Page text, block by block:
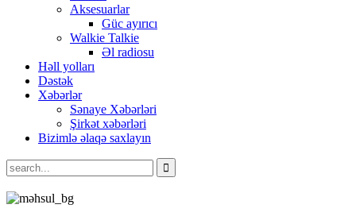
Aksesuarlar
Güc ayırıcı
Walkie Talkie
Əl radiosu
Həll yolları
Dəstək
Xəbərlər
Sənaye Xəbərləri
Şirkət xəbərləri
Bizimlə əlaqə saxlayın